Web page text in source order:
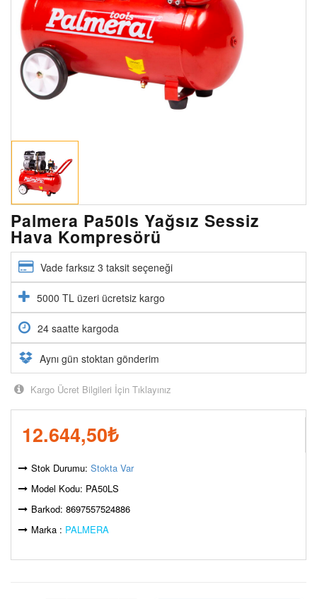
Palmera Pa50ls Yağsız Sessiz
Hava Kompresörü
Vade farksız 3 taksit seçeneği
5000 TL üzeri ücretsiz kargo
24 saatte kargoda
Aynı gün stoktan gönderim
Kargo Ücret Bilgileri İçin Tıklayınız
12.644,50₺
Stok Durumu: Stokta Var
Model Kodu: PA50LS
Barkod: 8697557524886
Marka : PALMERA